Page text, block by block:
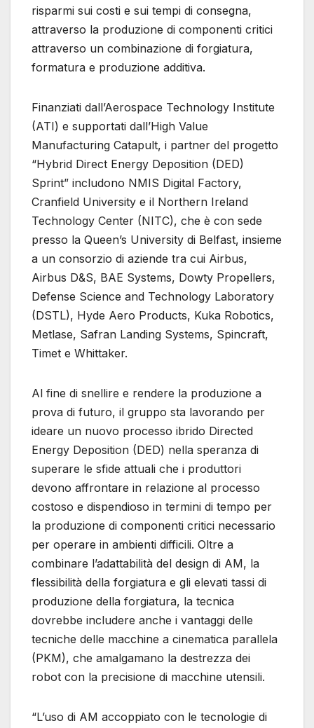
risparmi sui costi e sui tempi di consegna,
attraverso la produzione di componenti critici
attraverso un combinazione di forgiatura,
formatura e produzione additiva.
Finanziati dall’Aerospace Technology Institute
(ATI) e supportati dall’High Value
Manufacturing Catapult, i partner del progetto
“Hybrid Direct Energy Deposition (DED)
Sprint” includono NMIS Digital Factory,
Cranfield University e il Northern Ireland
Technology Center (NITC), che è con sede
presso la Queen’s University di Belfast, insieme
a un consorzio di aziende tra cui Airbus,
Airbus D&S, BAE Systems, Dowty Propellers,
Defense Science and Technology Laboratory
(DSTL), Hyde Aero Products, Kuka Robotics,
Metlase, Safran Landing Systems, Spincraft,
Timet e Whittaker.
Al fine di snellire e rendere la produzione a
prova di futuro, il gruppo sta lavorando per
ideare un nuovo processo ibrido Directed
Energy Deposition (DED) nella speranza di
superare le sfide attuali che i produttori
devono affrontare in relazione al processo
costoso e dispendioso in termini di tempo per
la produzione di componenti critici necessario
per operare in ambienti difficili. Oltre a
combinare l’adattabilità del design di AM, la
flessibilità della forgiatura e gli elevati tassi di
produzione della forgiatura, la tecnica
dovrebbe includere anche i vantaggi delle
tecniche delle macchine a cinematica parallela
(PKM), che amalgamano la destrezza dei
robot con la precisione di macchine utensili.
“L’uso di AM accoppiato con le tecnologie di